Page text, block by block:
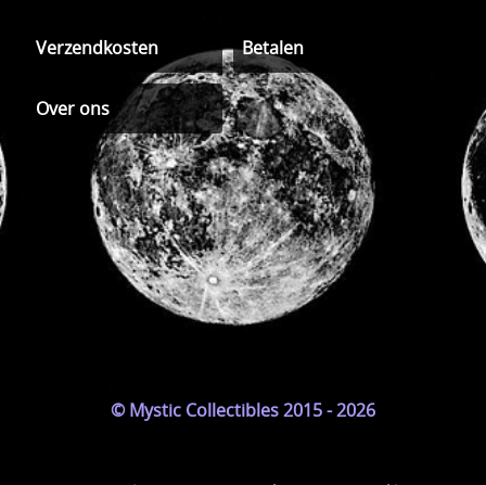
Verzendkosten Betalen
Over ons
© Mystic Collectibles 2015 - 2026